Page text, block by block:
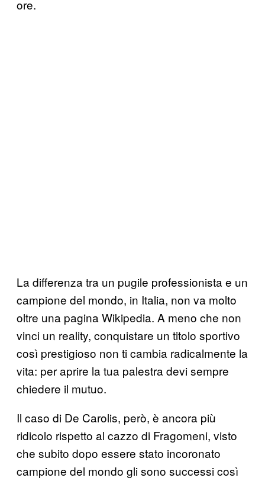
ore.
La differenza tra un pugile professionista e un
campione del mondo, in Italia, non va molto
oltre una pagina Wikipedia. A meno che non
vinci un reality, conquistare un titolo sportivo
così prestigioso non ti cambia radicalmente la
vita: per aprire la tua palestra devi sempre
chiedere il mutuo.
Il caso di De Carolis, però, è ancora più
ridicolo rispetto al cazzo di Fragomeni, visto
che subito dopo essere stato incoronato
campione del mondo gli sono successi così